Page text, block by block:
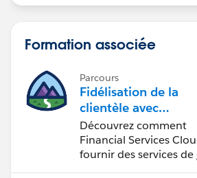
Formation associée
Parcours
Fidélisation de la
clientèle avec
Financial Services
Découvrez comment
Financial Services
fournir des services